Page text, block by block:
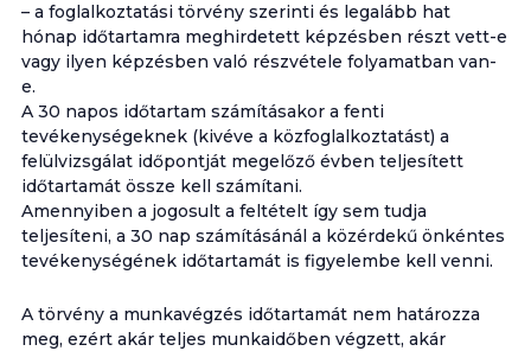
– a foglalkoztatási törvény szerinti és legalább hat
hónap időtartamra meghirdetett képzésben részt vett-e
vagy ilyen képzésben való részvétele folyamatban van-
e.
A 30 napos időtartam számításakor a fenti
tevékenységeknek (kivéve a közfoglalkoztatást) a
felülvizsgálat időpontját megelőző évben teljesített
időtartamát össze kell számítani.
Amennyiben a jogosult a feltételt így sem tudja
teljesíteni, a 30 nap számításánál a közérdekű önkéntes
tevékenységének időtartamát is figyelembe kell venni.
A törvény a munkavégzés időtartamát nem határozza
meg, ezért akár teljes munkaidőben végzett, akár